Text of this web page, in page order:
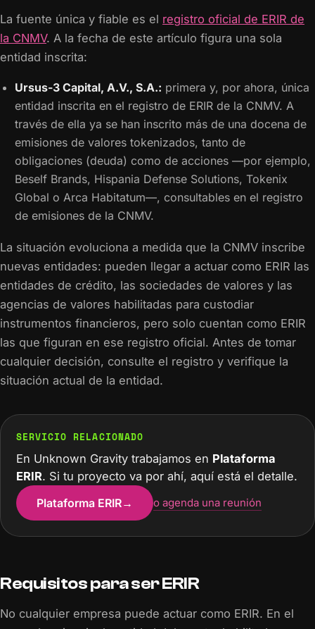
La fuente única y fiable es el registro oficial de ERIR de
la CNMV. A la fecha de este artículo figura una sola
entidad inscrita:
Ursus-3 Capital, A.V., S.A.: primera y, por ahora, única
entidad inscrita en el registro de ERIR de la CNMV. A
través de ella ya se han inscrito más de una docena de
emisiones de valores tokenizados, tanto de
obligaciones (deuda) como de acciones —por ejemplo,
Beself Brands, Hispania Defense Solutions, Tokenix
Global o Arca Habitatum—, consultables en el registro
de emisiones de la CNMV.
La situación evoluciona a medida que la CNMV inscribe
nuevas entidades: pueden llegar a actuar como ERIR las
entidades de crédito, las sociedades de valores y las
agencias de valores habilitadas para custodiar
instrumentos financieros, pero solo cuentan como ERIR
las que figuran en ese registro oficial. Antes de tomar
cualquier decisión, consulte el registro y verifique la
situación actual de la entidad.
SERVICIO RELACIONADO
En Unknown Gravity trabajamos en Plataforma
ERIR. Si tu proyecto va por ahí, aquí está el detalle.
Plataforma ERIR→ o agenda una reunión
Requisitos para ser ERIR
No cualquier empresa puede actuar como ERIR. En el